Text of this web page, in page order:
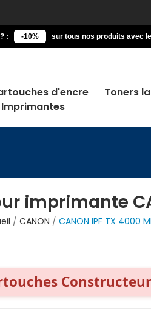
: -10% sur tous nos produits avec
d'encre
Toners
Imprimantes
imprimante
CANON
CANON IPF TX 4000